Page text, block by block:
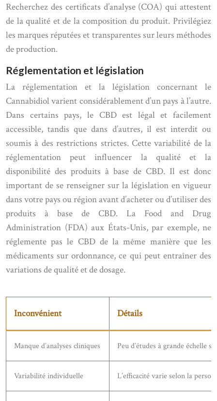
Recherchez des certificats d’analyse (COA) qui attestent
de la qualité et de la composition du produit. Privilégiez
les marques réputées et transparentes sur leurs méthodes
de production.
Réglementation et législation
La réglementation et la législation concernant le
Cannabidiol varient considérablement d’un pays à l’autre.
Dans certains pays, le CBD est légal et facilement
accessible, tandis que dans d’autres, il est interdit ou
soumis à des restrictions strictes. Cette variabilité de la
réglementation peut influencer la qualité et la
disponibilité des produits à base de CBD. Il est donc
important de se renseigner sur la législation en vigueur
dans votre pays ou région avant d’acheter ou d’utiliser des
produits à base de CBD. La Food and Drug
Administration (FDA) aux États-Unis, par exemple, ne
réglemente pas le CBD de la même manière que les
médicaments sur ordonnance, ce qui peut entraîner des
variations de qualité et de dosage.
Inconvénient Détails
Manque d’analyses cliniques Peu d’études à grande échelle
Variabilité individuelle L’efficacité varie selon la